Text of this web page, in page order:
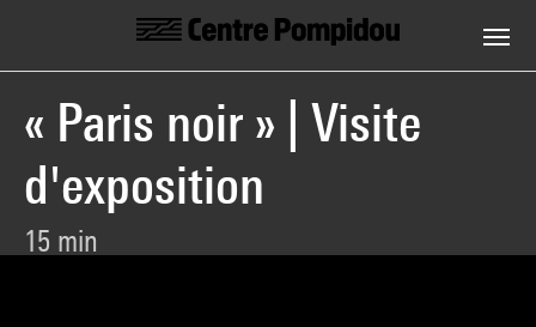
Centre Pompidou
« Paris noir » | Visite
d'exposition
15 min